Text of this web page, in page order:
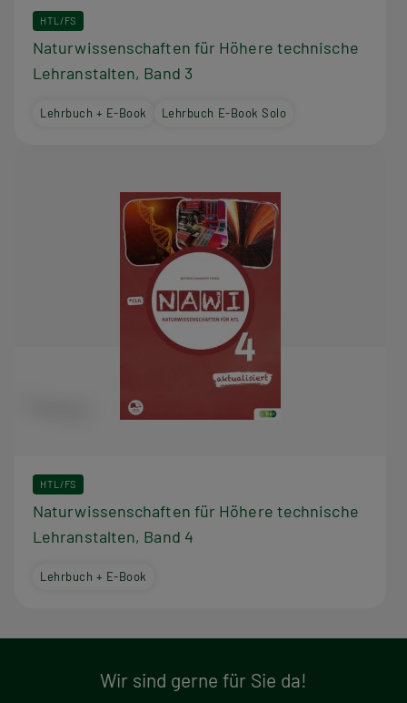
HTL/FS
Naturwissenschaften für Höhere technische
Lehranstalten, Band 3
Lehrbuch + E-Book Lehrbuch E-Book Solo
HTL/FS
Naturwissenschaften für Höhere technische
Lehranstalten, Band 4
Lehrbuch + E-Book
Wir sind gerne für Sie da!